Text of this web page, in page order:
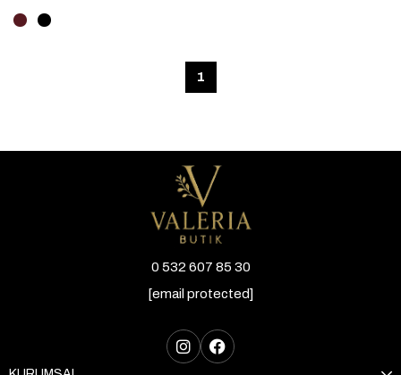
1
0 532 607 85 30
[email protected]